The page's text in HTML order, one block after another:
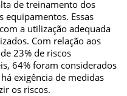
de treinamento dos
equipamentos. Essas
a utilização adequada
Com relação aos
23% de riscos
64% foram considerados
exigência de medidas
os riscos.